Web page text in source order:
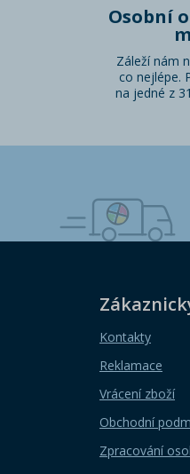
Osobní
Záleží nám
co nejlépe.
na jedné z
Kontakty
Reklamace
Vrácení zboží
Obchodní
Zpracování